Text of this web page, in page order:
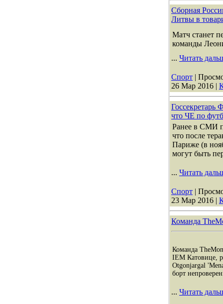
Сборная
Литвы в
Матч станет
команды
... Читать
Спорт |
26 Мар 2016 |
Госсекретарь
что ЧЕ по
Ранее в СМИ
что после
Париже (в
могут быть
... Читать
Спорт |
23 Мар 2016 |
Команда
Команда
IEM Катовице,
Otgonjargal
борт
... Читать